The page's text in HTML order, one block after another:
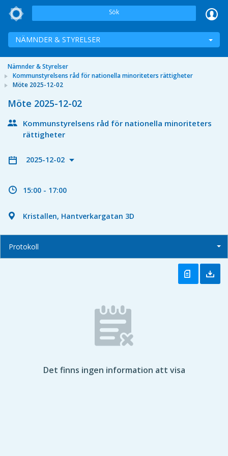
Sök
NÄMNDER & STYRELSER
Nämnder & Styrelser
Kommunstyrelsens råd för nationella minoriteters rättigheter
Möte 2025-12-02
Möte 2025-12-02
Kommunstyrelsens råd för nationella minoriteters
rättigheter
2025-12-02
15:00 - 17:00
Kristallen, Hantverkargatan 3D
Protokoll
Det finns ingen information att visa